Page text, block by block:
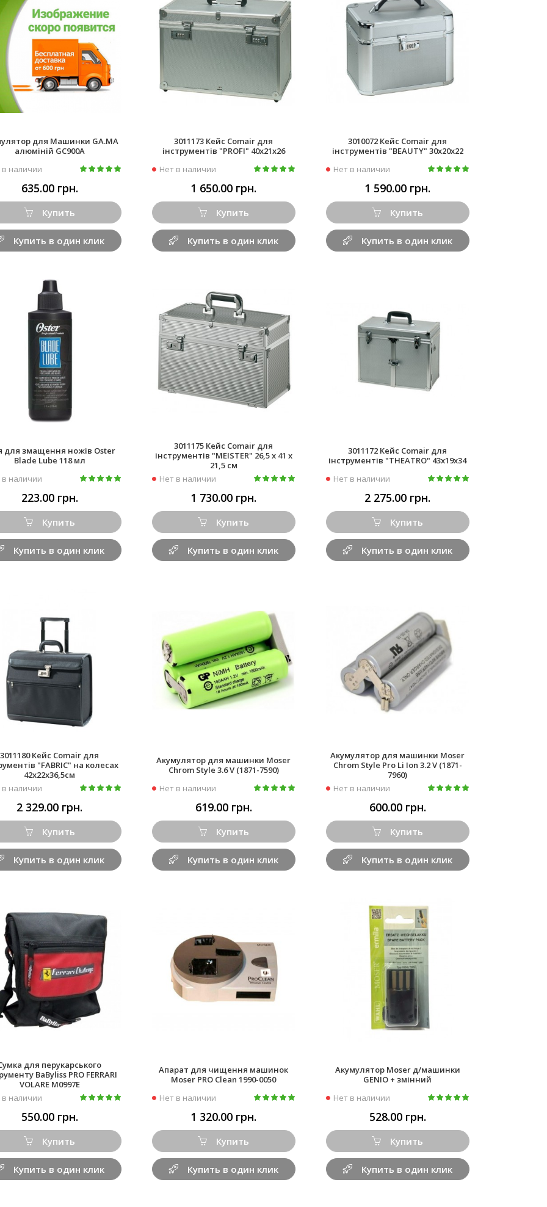
для Машинки GA.MA
алюміній GC900A
наличии
635.00 грн.
Купить
Купить в один клик
3011173 Кейс Comair для
інструментів "PROFI" 40х21х26
Нет в наличии
1 650.00 грн.
Купить
Купить в один клик
3010072 Кейс Comair для
інструментів "BEAUTY" 30х20х22
Нет в наличии
1 590.00 грн.
Купить
Купить в один клик
для змащення ножів Oster
Blade Lube 118 мл
наличии
223.00 грн.
Купить
Купить в один клик
3011175 Кейс Comair для
інструментів "MEISTER" 26,5 x 41 x
21,5 см
Нет в наличии
1 730.00 грн.
Купить
Купить в один клик
3011172 Кейс Comair для
інструментів "THEATRO" 43х19х34
Нет в наличии
2 275.00 грн.
Купить
Купить в один клик
3011180 Кейс Comair для
"FABRIC" на колесах
42х22х36,5см
наличии
2 329.00 грн.
Купить
Купить в один клик
Акумулятор для машинки Moser
Chrom Style 3.6 V (1871-7590)
Нет в наличии
619.00 грн.
Купить
Купить в один клик
Акумулятор для машинки Moser
Chrom Style Pro Li Ion 3.2 V (1871-
7960)
Нет в наличии
600.00 грн.
Купить
Купить в один клик
для перукарського
BaByliss PRO FERRARI
VOLARE M0997E
наличии
550.00 грн.
Купить
Купить в один клик
Апарат для чищення машинок
Moser PRO Clean 1990-0050
Нет в наличии
1 320.00 грн.
Купить
Купить в один клик
Акумулятор Moser д/машинки
GENIO + змінний
Нет в наличии
528.00 грн.
Купить
Купить в один клик